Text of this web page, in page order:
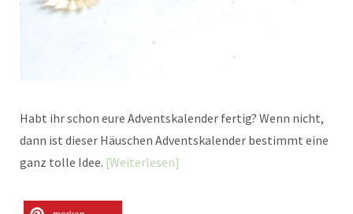
Habt ihr schon eure Adventskalender fertig? Wenn nicht,
dann ist dieser Häuschen Adventskalender bestimmt eine
ganz tolle Idee. Weiterlesen